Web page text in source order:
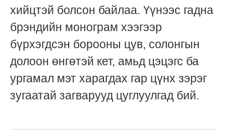
хийцтэй болсон байлаа. Үүнээс гадна
брэндийн монограм хээгээр
бүрхэгдсэн борооны цув, солонгын
долоон өнгөтэй кет, амьд цэцэгс ба
ургамал мэт харагдах гар цүнх зэрэг
зугаатай загварууд цуглуулгад бий.